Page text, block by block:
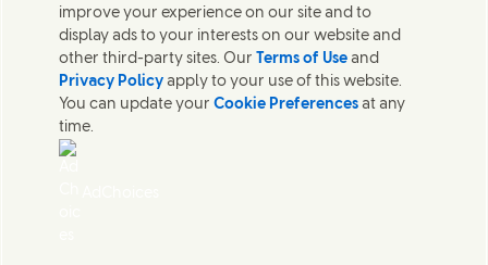
Zdieľajte túto stránku
Share this page on Facebook
Share this page on X
Share this page on Linked
Share this page on
Kontaktujte nás
Spojte sa so spoločnosťou Unilever a tímom špecialistov
alebo nájdite kontakty po celom svete.
improve your experience on our site and to
display ads to your interests on our website and
other third-party sites. Our Terms of Use and
Privacy Policy apply to your use of this website.
You can update yourCookie Preferences at any
time.